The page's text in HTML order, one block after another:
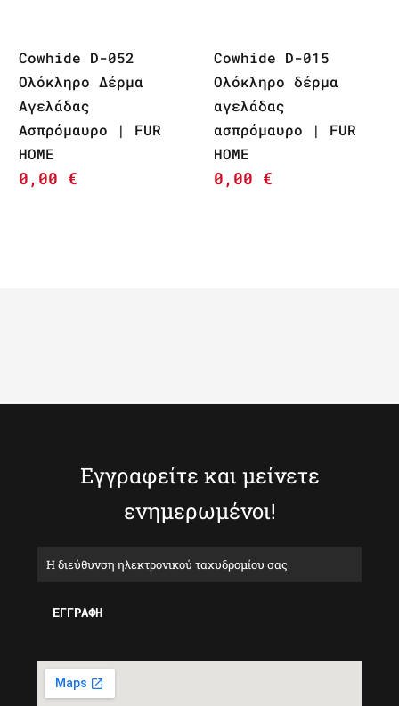
Cowhide D-052
Ολόκληρο Δέρμα
Αγελάδας
Ασπρόμαυρο | FUR
HOME
0,00 €
Cowhide D-015
Ολόκληρο δέρμα
αγελάδας
ασπρόμαυρο | FUR
HOME
0,00 €
Εγγραφείτε και μείνετε
ενημερωμένοι!